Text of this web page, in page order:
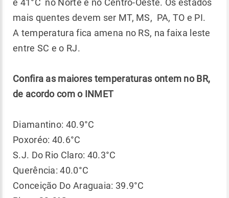
e 41°C no Norte e no Centro-Oeste. Os estados
mais quentes devem ser MT, MS, PA, TO e PI.
A temperatura fica amena no RS, na faixa leste
entre SC e o RJ.
Confira as maiores temperaturas ontem no BR,
de acordo com o INMET
Diamantino: 40.9°C
Poxoréo: 40.6°C
S.J. Do Rio Claro: 40.3°C
Querência: 40.0°C
Conceição Do Araguaia: 39.9°C